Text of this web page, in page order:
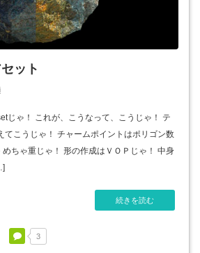
ット
じゃ！ これが、こうなって、こうじゃ！ テ
てこうじゃ！ チャームポイントはポリゴン数
ちゃ重じゃ！ 形の作成はＶＯＰじゃ！ 中身
続きを読む
3